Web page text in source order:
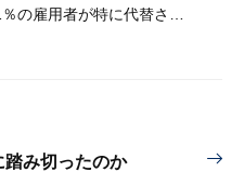
直近で4％、AI活用が広がれば11％の雇用者が特に代替されやすい
み切ったのか